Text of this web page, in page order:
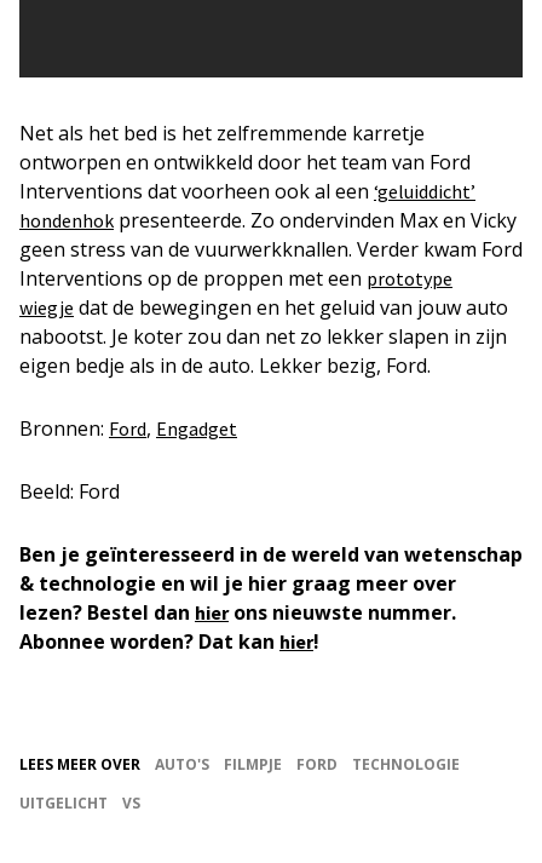
Net als het bed is het zelfremmende karretje
ontworpen en ontwikkeld door het team van Ford
Interventions dat voorheen ook al een ‘geluiddicht’
hondenhok presenteerde. Zo ondervinden Max en Vicky
geen stress van de vuurwerkknallen. Verder kwam Ford
Interventions op de proppen met een prototype
wiegje dat de bewegingen en het geluid van jouw auto
nabootst. Je koter zou dan net zo lekker slapen in zijn
eigen bedje als in de auto. Lekker bezig, Ford.
Bronnen: Ford, Engadget
Beeld: Ford
Ben je geïnteresseerd in de wereld van wetenschap
& technologie en wil je hier graag meer over
lezen? Bestel dan hierons nieuwste nummer.
Abonnee worden? Dat kan hier!
LEES MEER OVER AUTO'S FILMPJE FORD
TECHNOLOGIE
UITGELICHT
VS